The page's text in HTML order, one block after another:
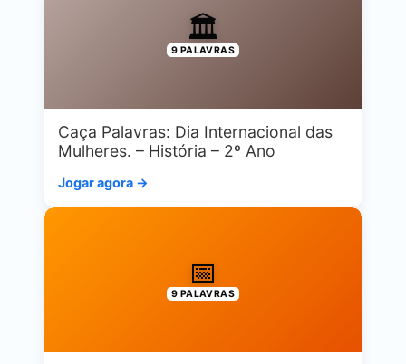
🏛️
9 PALAVRAS
Caça Palavras: Dia Internacional das
Mulheres. – História – 2º Ano
Jogar agora →
📅
9 PALAVRAS